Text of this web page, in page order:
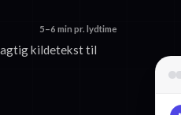
5–6 min pr. lydtime
kildetekst til